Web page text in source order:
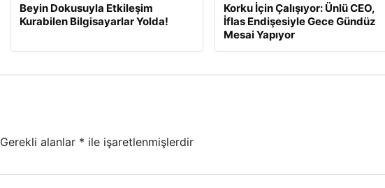
Beyin Dokusuyla Etkileşim
Kurabilen Bilgisayarlar Yolda!
Korku İçin Çalışıyor: Ünlü CEO,
İflas Endişesiyle Gece Gündüz
Mesai Yapıyor
Gerekli alanlar * ile işaretlenmişlerdir